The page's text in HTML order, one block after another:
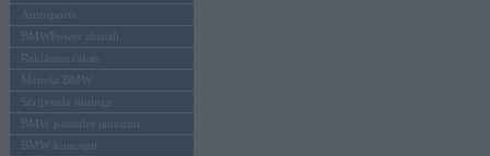
Autosports
BMWPower aktuāli
Reklāmas raksti
Mēneša BMW
Sērijveida tūnings
BMW pasaules jaunumi
BMW koncepti